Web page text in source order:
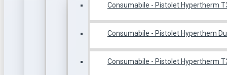
Consumabile - Pistolet Hypertherm
Consumabile - Pistolet Hyperthem
Consumabile - Pistolet Hypertherm